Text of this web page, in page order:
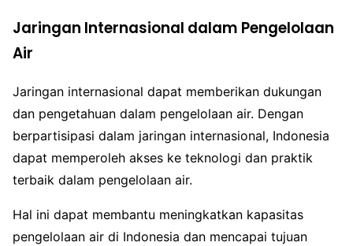
Jaringan Internasional dalam Pengelolaan
Air
Jaringan internasional dapat memberikan dukungan
dan pengetahuan dalam pengelolaan air. Dengan
berpartisipasi dalam jaringan internasional, Indonesia
dapat memperoleh akses ke teknologi dan praktik
terbaik dalam pengelolaan air.
Hal ini dapat membantu meningkatkan kapasitas
pengelolaan air di Indonesia dan mencapai tujuan